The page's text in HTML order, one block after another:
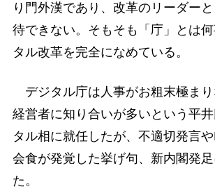
り門外漢であり、改革のリーダー
待できない。そもそも「庁」とは
タル改革を完全になめている。
デジタル庁は人事がお粗末極ま
経営者に知り合いが多いという平
タル相に就任したが、不適切発言
会食が発覚した挙げ句、新内閣発
た。